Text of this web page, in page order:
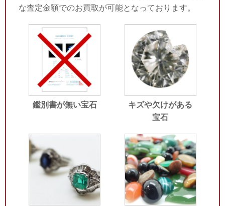
な査定金額でのお買取が可能となっております。
鑑別書が無い宝石
キズや欠けがある
宝石